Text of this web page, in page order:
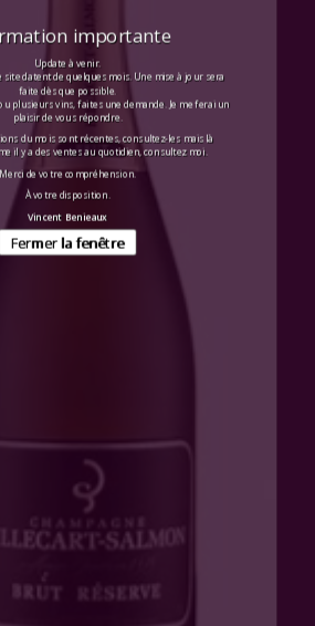
importante
Update à venir.
site datent de quelques mois. Une mise à jour sera
faite dès que possible.
plusieurs vins, faites une demande. Je me ferai un
plaisir de vous répondre.
du mois sont récentes, consultez-les mais là
il y a des ventes au quotidien, consultez moi.
Merci de votre compréhension.
À votre disposition.
Vincent Benieaux
Fermer la fenêtre